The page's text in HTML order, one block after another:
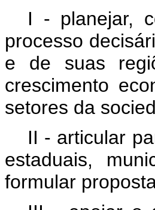
I - planejar,
processo
e de suas
crescimento
setores da
II - articular
estaduais,
formular